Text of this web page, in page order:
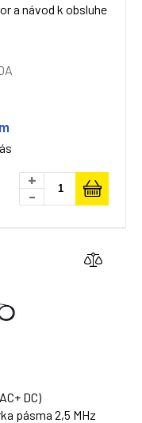
a návod k obsluhe
+
-
DC)
pásma 2,5 MHz